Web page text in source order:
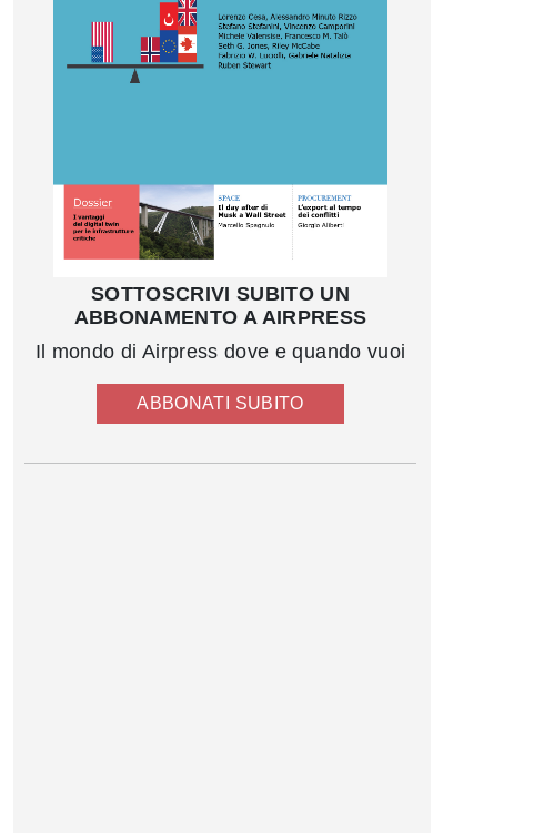
SOTTOSCRIVI SUBITO UN
ABBONAMENTO A AIRPRESS
Il mondo di Airpress dove e quando vuoi
ABBONATI SUBITO